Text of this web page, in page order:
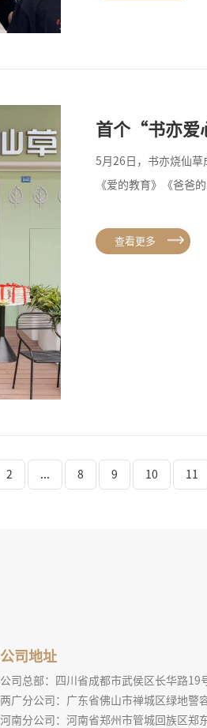
首个“书亦爱
5月26日，书亦烧仙
《爱的教育》《爸爸
查看更多
2 8 9 10 11
公司地址
公司总部：四川省成都市武侯区长华路19
两广分公司：广东省佛山市禅城区绿地警
河南分公司：河南省郑州市管城回族区郑